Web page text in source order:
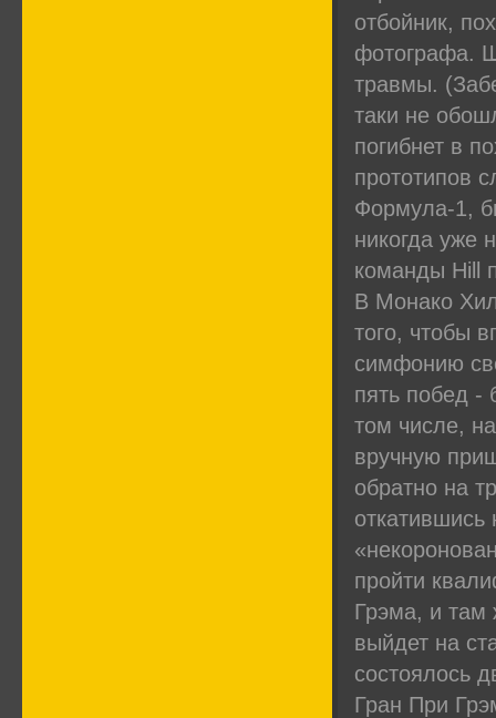
отбойник,
фотографа.
травмы.
таки не
погибнет в
прототипов
Формула-1,
никогда уже
команды Hill
В Монако
того, чтобы
симфонию
пять побед -
том числе,
вручную
обратно на
откатившись
пройти
Грэма, и там
выйдет на
состоялось
Гран При